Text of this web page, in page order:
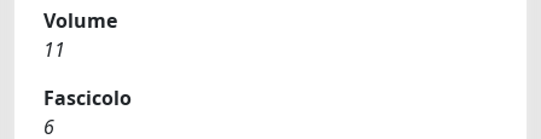
Volume
11
Fascicolo
6